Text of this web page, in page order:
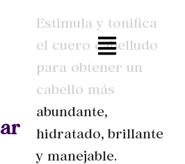
Estimula y tonifica
el cuero cabelludo
para obtener un
cabello más
abundante,
hidratado, brillante
y manejable.